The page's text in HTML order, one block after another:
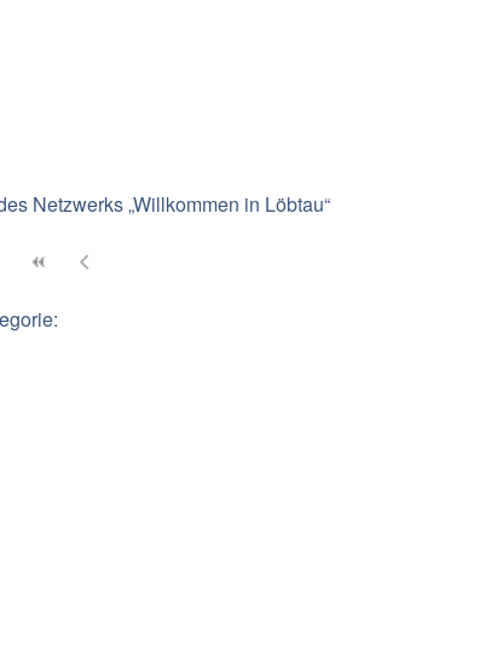
Netzwerks „Willkommen in Löbtau“